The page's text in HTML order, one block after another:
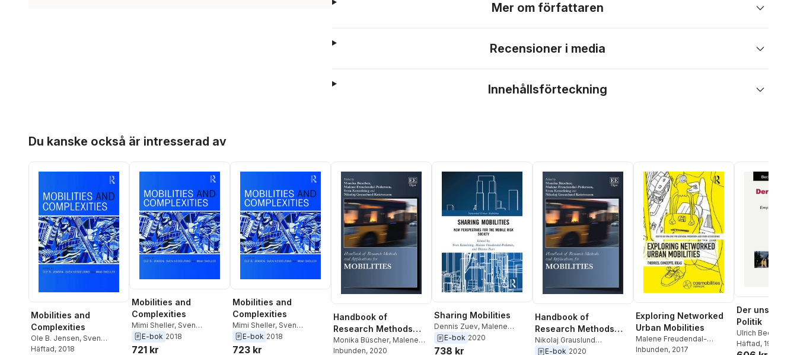
Mer om författaren
Recensioner i media
Innehållsförteckning
Du kanske också är intresserad av
Mobilities and
Complexities
Ole B. Jensen, Sven
Kesselring,Mimi Sheller
Häftad, 2018
Mobilities and
Complexities
Mimi Sheller, Sven
Kesselring,Ole B. Jensen
E-bok 2018
721 kr
Mobilities and
Complexities
Mimi Sheller, Sven
Kesselring,Ole B. Jensen
E-bok 2018
723 kr
Handbook of
Research Methods
and Applications for
Mobilities
Monika Büscher, Malene
Freudendal-Pedersen
Inbunden, 2020
Sharing Mobilities
Dennis Zuev, Malene
Freudendal-Pedersen
Sven Kesselring
E-bok 2020
738 kr
Handbook of
Research Methods
and Applications for
Mobilities
Nikolaj Grauslund
Kristensen,Sven
E-bok 2020
Exploring Networked
Urban Mobilities
Malene Freudendal-
Pedersen ,Sven Kesselring
Inbunden, 2017
Der
Politik
Ulrich Beck
Jaher,Sven
Häftad, 1999